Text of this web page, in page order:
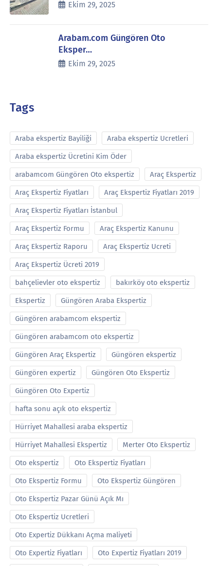
Ekim 29, 2025
Arabam.com Güngören Oto
Eksper…
Ekim 29, 2025
Tags
Araba ekspertiz Bayiliği Araba ekspertiz Ucretleri
Araba ekspertiz Ücretini Kim Öder
arabamcom Güngören Oto ekspertiz Araç Ekspertiz
Araç Ekspertiz Fiyatları Araç Ekspertiz Fiyatları 2019
Araç Ekspertiz Fiyatları İstanbul
Araç Ekspertiz Formu Araç Ekspertiz Kanunu
Araç Ekspertiz Raporu Araç Ekspertiz Ucreti
Araç Ekspertiz Ücreti 2019
bahçelievler oto ekspertiz bakırköy oto ekspertiz
Ekspertiz Güngören Araba Ekspertiz
Güngören arabamcom ekspertiz
Güngören arabamcom oto ekspertiz
Güngören Araç Ekspertiz Güngören ekspertiz
Güngören expertiz Güngören Oto Ekspertiz
Güngören Oto Expertiz
hafta sonu açık oto ekspertiz
Hürriyet Mahallesi araba ekspertiz
Hürriyet Mahallesi Ekspertiz Merter Oto Ekspertiz
Oto ekspertiz Oto Ekspertiz Fiyatları
Oto Ekspertiz Formu Oto Ekspertiz Güngören
Oto Ekspertiz Pazar Günü Açık Mı
Oto Ekspertiz Ucretleri
Oto Expertiz Dükkanı Açma maliyeti
Oto Expertiz Fiyatları Oto Expertiz Fiyatları 2019